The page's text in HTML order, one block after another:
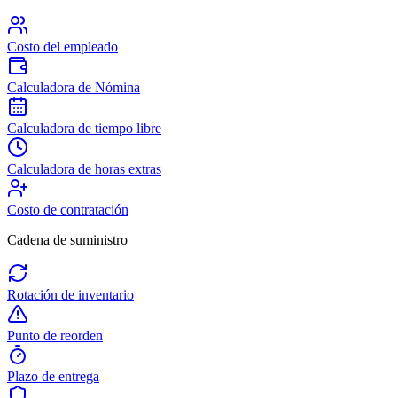
Costo del empleado
Calculadora de Nómina
Calculadora de tiempo libre
Calculadora de horas extras
Costo de contratación
Cadena de suministro
Rotación de inventario
Punto de reorden
Plazo de entrega